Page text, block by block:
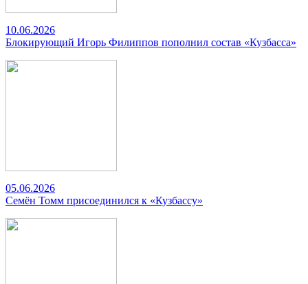
10.06.2026
Блокирующий Игорь Филиппов пополнил состав «Кузбасса»
05.06.2026
Семён Томм присоединился к «Кузбассу»